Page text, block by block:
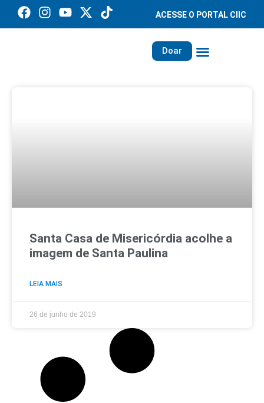
ACESSE O PORTAL CIIC
Doar
Santa Casa de Misericórdia acolhe a
imagem de Santa Paulina
LEIA MAIS
26 de junho de 2019